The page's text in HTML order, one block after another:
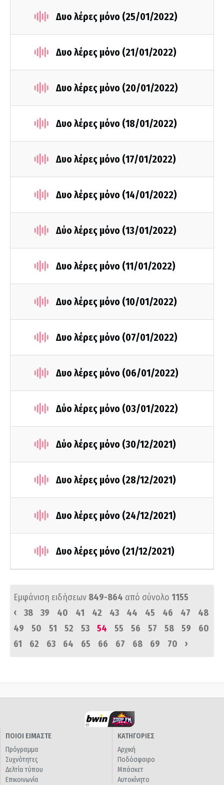
Δυο λέρες μόνο (25/01/2022)
Δυο λέρες μόνο (21/01/2022)
Δυο λέρες μόνο (20/01/2022)
Δυο λέρες μόνο (18/01/2022)
Δυο λέρες μόνο (17/01/2022)
Δυο λέρες μόνο (14/01/2022)
Δύο λέρες μόνο (13/01/2022)
Δυο λέρες μόνο (11/01/2022)
Δυο λέρες μόνο (10/01/2022)
Δυο λέρες μόνο (07/01/2022)
Δυο λέρες μόνο (06/01/2022)
Δύο λέρες μόνο (03/01/2022)
Δύο λέρες μόνο (30/12/2021)
Δυο λέρες μόνο (28/12/2021)
Δυο λέρες μόνο (24/12/2021)
Δυο λέρες μόνο (21/12/2021)
Εμφάνιση ειδήσεων 849-864 από σύνολο 1155
‹
38 39 40 41 42 43 44 45 46 47
48
49
50 51 52 53 54 55 56 57 58 59
60
61
62 63 64 65 66 67 68 69 70 ›
ΠΟΙΟΙ ΕΙΜΑΣΤΕ
Πρόγραμμα
Συχνότητες
Δελτία τύπου
Επικοινωνία
ΚΑΤΗΓΟΡΙΕΣ
Αρχική
Ποδόσφαιρο
Μπάσκετ
Αυτοκίνητο